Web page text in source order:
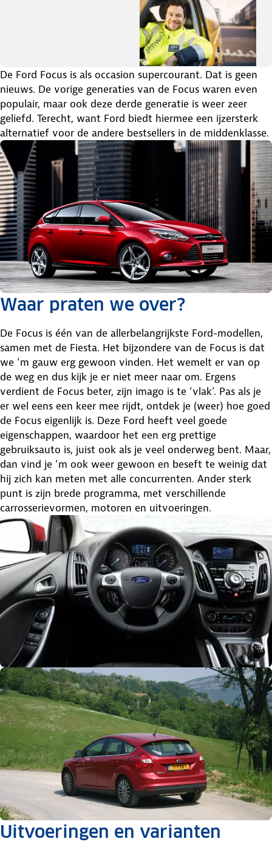
De Ford Focus is als occasion supercourant. Dat is geen
nieuws. De vorige generaties van de Focus waren even
populair, maar ook deze derde generatie is weer zeer
geliefd. Terecht, want Ford biedt hiermee een ijzersterk
alternatief voor de andere bestsellers in de middenklasse.
Waar praten we over?
De Focus is één van de allerbelangrijkste Ford-modellen,
samen met de Fiesta. Het bijzondere van de Focus is dat
we ‘m gauw erg gewoon vinden. Het wemelt er van op
de weg en dus kijk je er niet meer naar om. Ergens
verdient de Focus beter, zijn imago is te ‘vlak’. Pas als je
er wel eens een keer mee rijdt, ontdek je (weer) hoe goed
de Focus eigenlijk is. Deze Ford heeft veel goede
eigenschappen, waardoor het een erg prettige
gebruiksauto is, juist ook als je veel onderweg bent. Maar,
dan vind je ‘m ook weer gewoon en beseft te weinig dat
hij zich kan meten met alle concurrenten. Ander sterk
punt is zijn brede programma, met verschillende
carrosserievormen, motoren en uitvoeringen.
Uitvoeringen en varianten